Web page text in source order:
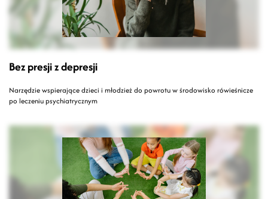
Bez presji z depresji
Narzędzie wspierające dzieci i młodzież do powrotu w środowisko rówieśnicze
po leczeniu psychiatrycznym